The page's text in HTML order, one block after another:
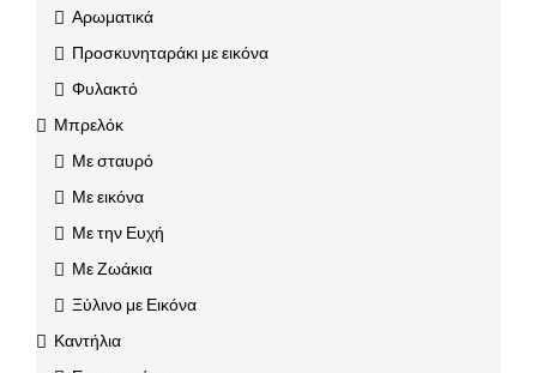
Αρωματικά
Προσκυνηταράκι με εικόνα
Φυλακτό
Μπρελόκ
Με σταυρό
Με εικόνα
Με την Ευχή
Με Ζωάκια
Ξύλινο με Εικόνα
Καντήλια